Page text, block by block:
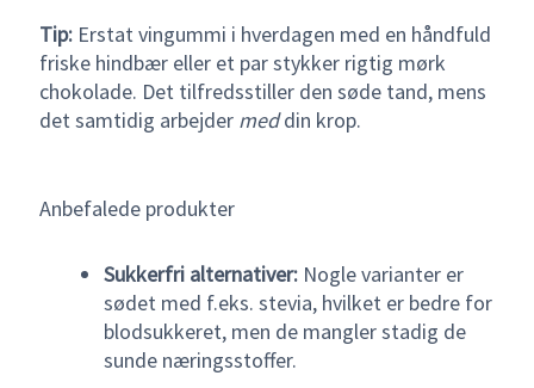
Tip:Erstat vingummi i hverdagen med en håndfuld
friske hindbær eller et par stykker rigtig mørk
chokolade. Det tilfredsstiller den søde tand, mens
det samtidig arbejder meddin krop.
Anbefalede produkter
Sukkerfri alternativer:Nogle varianter er
sødet med f.eks. stevia, hvilket er bedre for
blodsukkeret, men de mangler stadig de
sunde næringsstoffer.